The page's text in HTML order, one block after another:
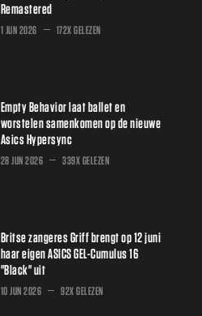
Remastered
1 JUN 2026 172X GELEZEN
Empty Behavior laat ballet en
worstelen samenkomen op de nieuwe
Asics Hypersync
28 JUN 2026 339X GELEZEN
Britse zangeres Griff brengt op 12 juni
haar eigen ASICS GEL-Cumulus 16
"Black" uit
10 JUN 2026 92X GELEZEN